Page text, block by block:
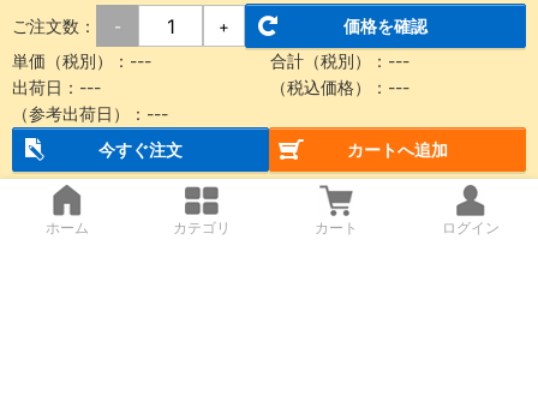
ご注文数： - +
価格を確認
単価（税別）： --- 合計（税別）： ---
出荷日： --- （税込価格）： ---
（参考出荷日）： ---
今すぐ注文
カートへ追加
ホーム カテゴリ カート ログイン